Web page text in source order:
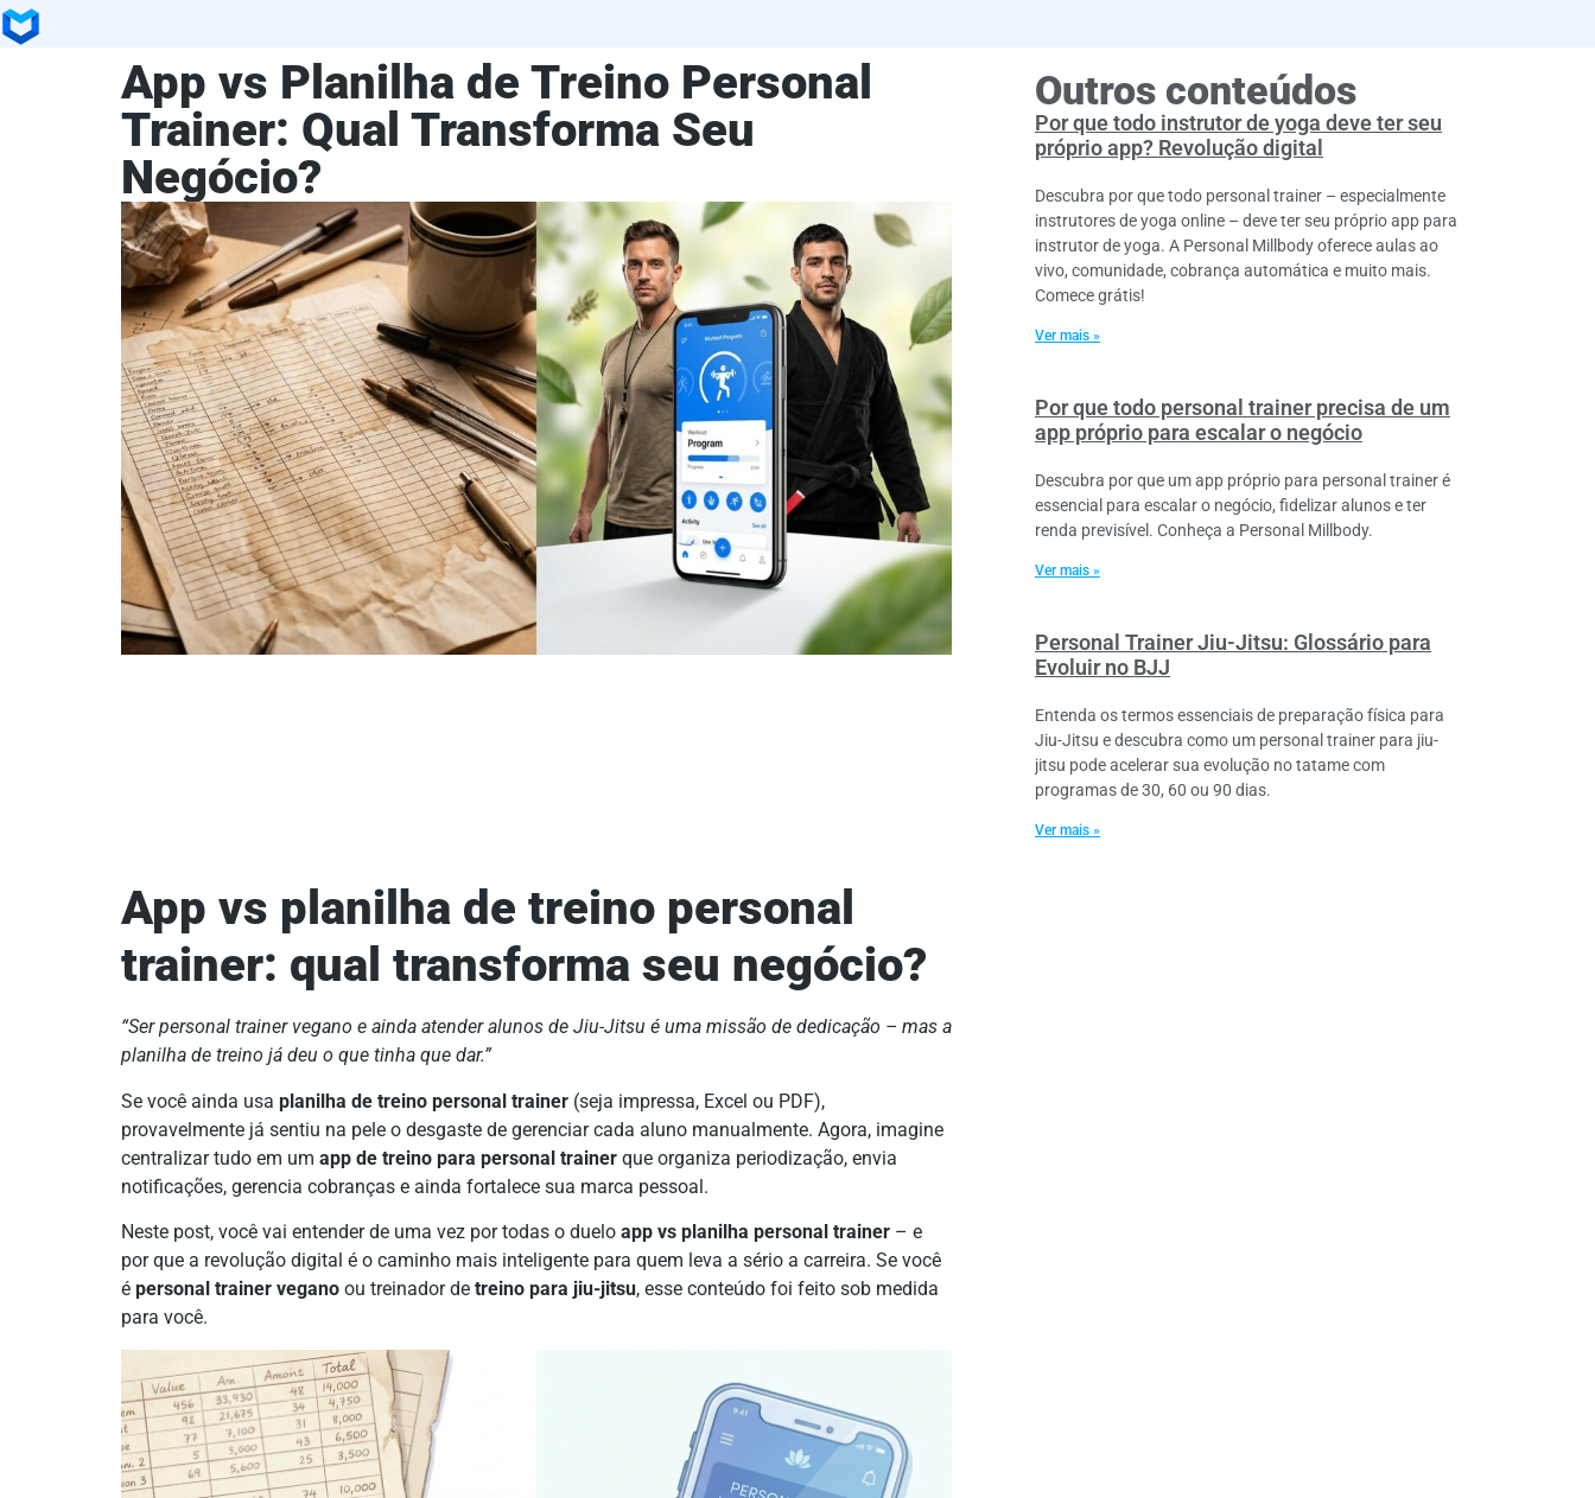
App vs Planilha de Treino Personal
Trainer: Qual Transforma Seu
Negócio?
App vs planilha de treino personal
trainer: qual transforma seu negócio?
“Ser personal trainer vegano e ainda atender alunos de Jiu-Jitsu é uma missão de dedicação – mas a
planilha de treino já deu o que tinha que dar.”
Se você ainda usa planilha de treino personal trainer (seja impressa, Excel ou PDF),
provavelmente já sentiu na pele o desgaste de gerenciar cada aluno manualmente. Agora, imagine
centralizar tudo em um app de treino para personal trainer que organiza periodização, envia
notificações, gerencia cobranças e ainda fortalece sua marca pessoal.
Neste post, você vai entender de uma vez por todas o duelo app vs planilha personal trainer – e
por que a revolução digital é o caminho mais inteligente para quem leva a sério a carreira. Se você
é personal trainer vegano ou treinador de treino para jiu-jitsu, esse conteúdo foi feito sob medida
para você.
Outros conteúdos
Por que todo instrutor de yoga deve ter seu
próprio app? Revolução digital
Descubra por que todo personal trainer – especialmente
instrutores de yoga online – deve ter seu próprio app para
instrutor de yoga. A Personal Millbody oferece aulas ao
vivo, comunidade, cobrança automática e muito mais.
Comece grátis!
Ver mais »
Por que todo personal trainer precisa de um
app próprio para escalar o negócio
Descubra por que um app próprio para personal trainer é
essencial para escalar o negócio, fidelizar alunos e ter
renda previsível. Conheça a Personal Millbody.
Ver mais »
Personal Trainer Jiu-Jitsu: Glossário para
Evoluir no BJJ
Entenda os termos essenciais de preparação física para
Jiu-Jitsu e descubra como um personal trainer para jiu-
jitsu pode acelerar sua evolução no tatame com
programas de 30, 60 ou 90 dias.
Ver mais »